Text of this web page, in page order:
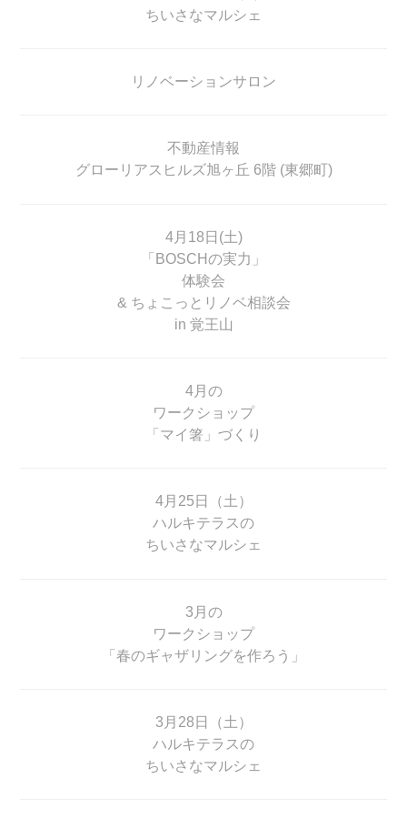
ちいさなマルシェ
リノベーションサロン
不動産情報
グローリアスヒルズ旭ヶ丘 6階 (東郷町)
4月18日(土)
「BOSCHの実力」
体験会
& ちょこっとリノベ相談会
in 覚王山
4月の
ワークショップ
「マイ箸」づくり
4月25日（土）
ハルキテラスの
ちいさなマルシェ
3月の
ワークショップ
「春のギャザリングを作ろう」
3月28日（土）
ハルキテラスの
ちいさなマルシェ